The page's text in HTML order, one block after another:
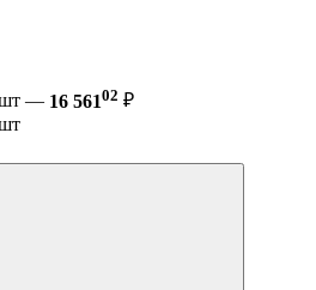
шт — 16 56102 ₽